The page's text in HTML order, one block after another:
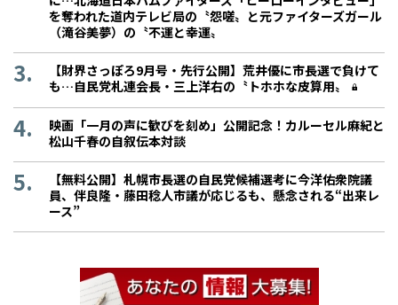
を奪われた道内テレビ局の〝怨嗟〟と元ファイターズガール
（滝谷美夢）の〝不運と幸運〟
【財界さっぽろ9月号・先行公開】荒井優に市長選で負けて
も…自民党札連会長・三上洋右の〝トホホな皮算用〟
映画「一月の声に歓びを刻め」公開記念！カルーセル麻紀と
松山千春の自叙伝本対談
【無料公開】札幌市長選の自民党候補選考に今洋佑衆院議
員、伴良隆・藤田稔人市議が応じるも、懸念される“出来レ
ース”